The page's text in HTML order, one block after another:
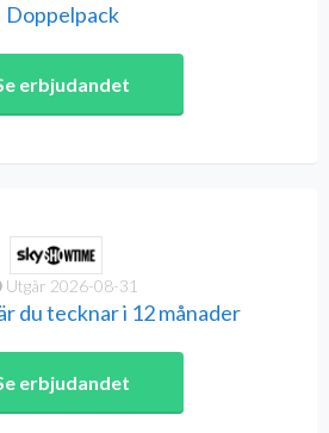
Doppelpack
erbjudandet
Utgår 2026-08-31
du tecknar i 12 månader
erbjudandet